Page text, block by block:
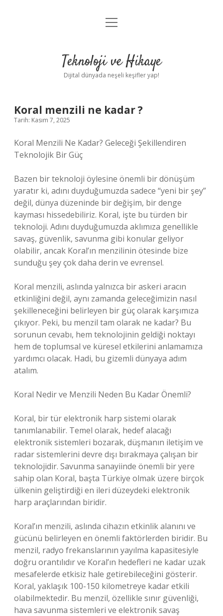
Anasayfa
Yasal Uyarı
menüyü
Teknoloji ve Hikaye
Dijital dünyada neşeli keşifler yap!
Koral menzili ne kadar ?
Tarih: Kasım 7, 2025
Koral Menzili Ne Kadar? Geleceği Şekillendiren
Teknolojik Bir Güç
Bazen bir teknoloji öylesine önemli bir dönüşüm
yaratır ki, adını duyduğumuzda sadece “yeni bir şey”
değil, dünya düzeninde bir değişim, bir denge
kayması hissedebiliriz. Koral, işte bu türden bir
teknoloji. Adını duyduğumuzda aklımıza genellikle
savaş, güvenlik, savunma gibi konular geliyor
olabilir, ancak Koral’ın menzilinin ötesinde bize
sunduğu şey çok daha derin ve evrensel.
Koral menzili, aslında yalnızca bir askeri aracın
etkinliğini değil, aynı zamanda geleceğimizin nasıl
şekilleneceğini belirleyen bir güç olarak karşımıza
çıkıyor. Peki, bu menzil tam olarak ne kadar? Bu
sorunun cevabı, hem teknolojinin geldiği noktayı
hem de toplumsal ve küresel etkilerini anlamamıza
yardımcı olacak. Hadi, bu gizemli dünyaya adım
atalım.
Koral Nedir ve Menzili Neden Bu Kadar Önemli?
Koral, bir tür elektronik harp sistemi olarak
tanımlanabilir. Temel olarak, hedef alacağı
elektronik sistemleri bozarak, düşmanın iletişim ve
radar sistemlerini devre dışı bırakmaya çalışan bir
teknolojidir. Savunma sanayiinde önemli bir yere
sahip olan Koral, başta Türkiye olmak üzere birçok
ülkenin geliştirdiği en ileri düzeydeki elektronik
harp araçlarından biridir.
Koral’ın menzili, aslında cihazın etkinlik alanını ve
gücünü belirleyen en önemli faktörlerden biridir. Bu
menzil, radyo frekanslarının yayılma kapasitesiyle
doğru orantılıdır ve Koral’ın hedefleri ne kadar uzak
mesafelerde etkisiz hale getirebileceğini gösterir.
Koral, yaklaşık 100-150 kilometreye kadar etkili
olabilmektedir. Bu menzil, özellikle sınır güvenliği,
hava savunma sistemleri ve elektronik savaş